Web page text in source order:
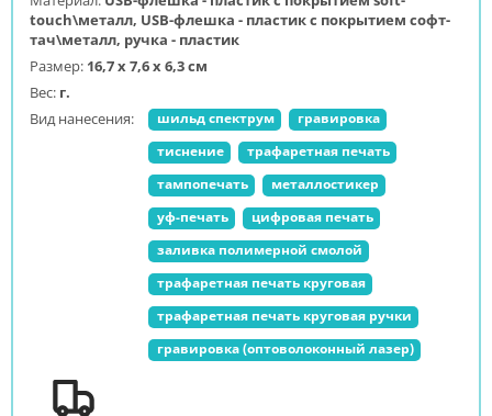
touch\металл, USB-флешка - пластик с покрытием софт-
тач\металл, ручка - пластик
Размер: 16,7 х 7,6 х 6,3 см
Вес: г.
Вид нанесения:
шильд спектрум
гравировка
тиснение
трафаретная печать
тампопечать
металлостикер
уф-печать
цифровая печать
заливка полимерной смолой
трафаретная печать круговая
трафаретная печать круговая ручки
гравировка (оптоволоконный лазер)